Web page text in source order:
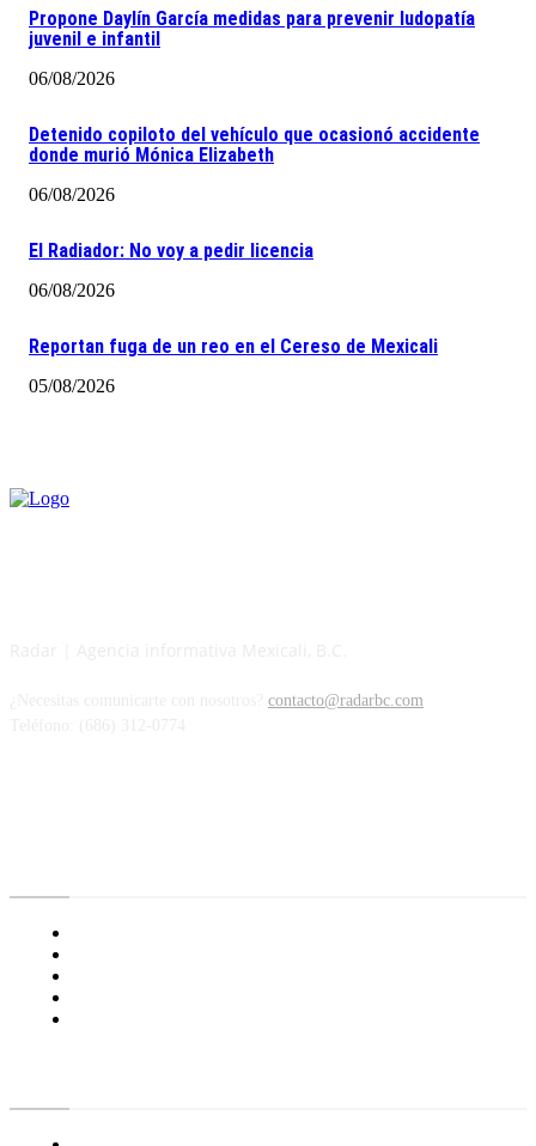
Propone Daylín García medidas para prevenir ludopatía
juvenil e infantil
06/08/2026
Detenido copiloto del vehículo que ocasionó accidente
donde murió Mónica Elizabeth
06/08/2026
El Radiador: No voy a pedir licencia
06/08/2026
Reportan fuga de un reo en el Cereso de Mexicali
05/08/2026
contacto@radarbc.com